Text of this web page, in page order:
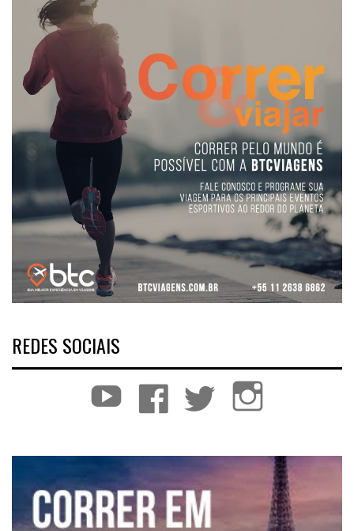
REDES SOCIAIS
YouTube Facebook Twitter